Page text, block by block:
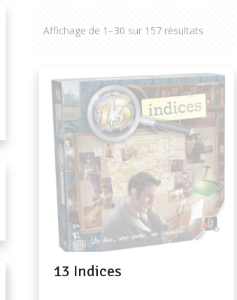
Affichage de 1–30 sur 157 résultats
13 Indices